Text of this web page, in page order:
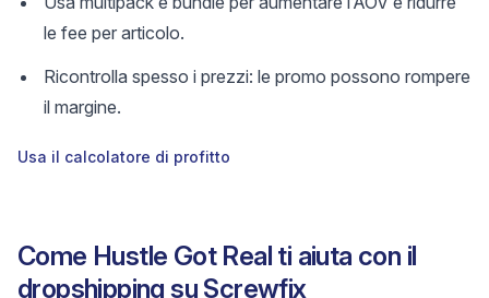
le fee per articolo.
Ricontrolla spesso i prezzi: le promo possono rompere
il margine.
Usa il calcolatore di profitto
Come Hustle Got Real ti aiuta con il
dropshipping su Screwfix